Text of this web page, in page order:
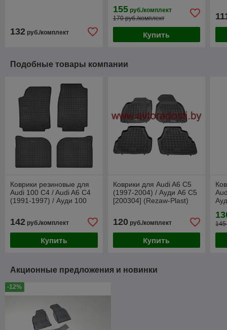
132 руб./комплект
155руб./комплект
170 руб./комплект
Купить
Подобные товары компании
Коврики резиновые для
Audi 100 C4 / Audi A6 C4
(1991-1997) / Ауди 100
142 руб./комплект
Купить
Коврики для Audi A6 C5
(1997-2004) / Ауди А6 С5
[200304] (Rezaw-Plast)
120руб./комплект
Купить
145
Акционные предложения и новинки
-12%